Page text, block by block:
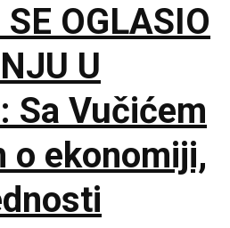
OGLASIO
U
Sa Vučićem
o ekonomiji,